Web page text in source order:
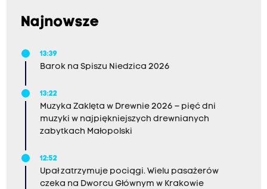
Najnowsze
13:39
Barok na Spiszu Niedzica 2026
13:22
Muzyka Zaklęta w Drewnie 2026 – pięć dni
muzyki w najpiękniejszych drewnianych
zabytkach Małopolski
12:52
Upał zatrzymuje pociągi. Wielu pasażerów
czeka na Dworcu Głównym w Krakowie